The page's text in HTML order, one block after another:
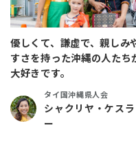
優しくて、謙虚で、親しみ
すさを持った沖縄の人たち
大好きです。
タイ国沖縄県人会
シャクリヤ・ケスラ
ー